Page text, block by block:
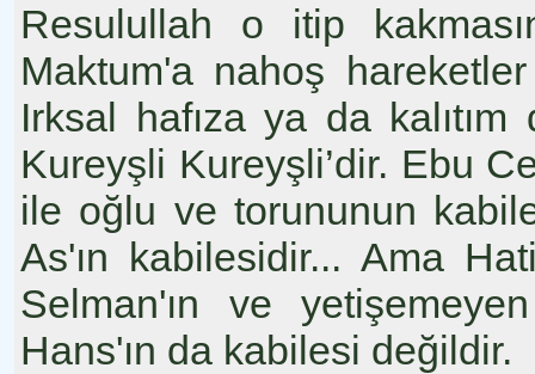
Resulullah o itip
Maktum'a nahoş
Irksal hafıza ya da
Kureyşli Kureyşli’dir. Ebu
ile oğlu ve torununun
As'ın kabilesidir... Ama
Selman'ın ve
Hans'ın da kabilesi değildir.